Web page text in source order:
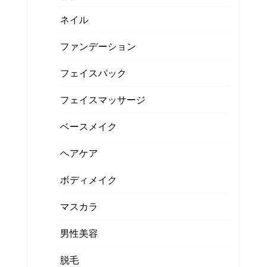
ネイル
ファンデーション
フェイスパック
フェイスマッサージ
ベースメイク
ヘアケア
ボディメイク
マスカラ
男性美容
脱毛